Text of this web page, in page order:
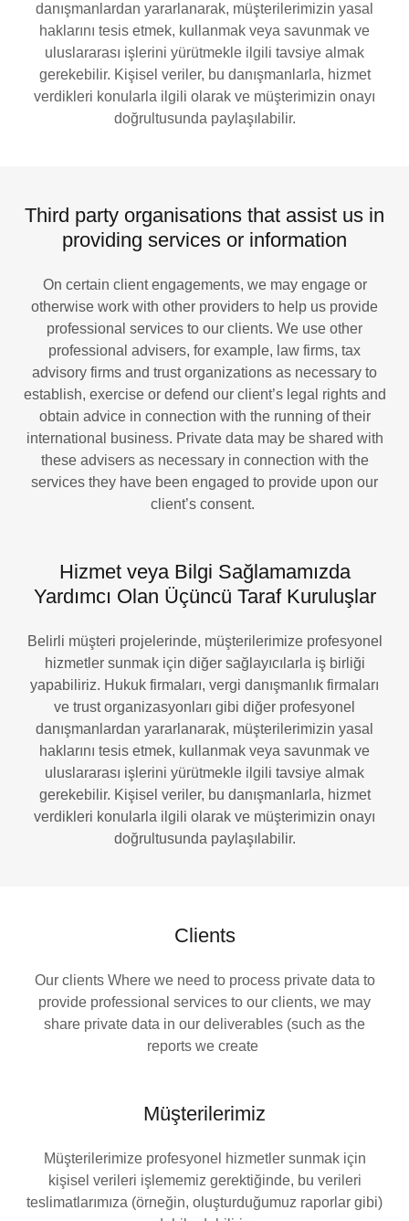
danışmanlardan yararlanarak, müşterilerimizin yasal
haklarını tesis etmek, kullanmak veya savunmak ve
uluslararası işlerini yürütmekle ilgili tavsiye almak
gerekebilir. Kişisel veriler, bu danışmanlarla, hizmet
verdikleri konularla ilgili olarak ve müşterimizin onayı
doğrultusunda paylaşılabilir.
Third party organisations that assist us in
providing services or information
On certain client engagements, we may engage or
otherwise work with other providers to help us provide
professional services to our clients. We use other
professional advisers, for example, law firms, tax
advisory firms and trust organizations as necessary to
establish, exercise or defend our client’s legal rights and
obtain advice in connection with the running of their
international business. Private data may be shared with
these advisers as necessary in connection with the
services they have been engaged to provide upon our
client’s consent.
Hizmet veya Bilgi Sağlamamızda
Yardımcı Olan Üçüncü Taraf Kuruluşlar
Belirli müşteri projelerinde, müşterilerimize profesyonel
hizmetler sunmak için diğer sağlayıcılarla iş birliği
yapabiliriz. Hukuk firmaları, vergi danışmanlık firmaları
ve trust organizasyonları gibi diğer profesyonel
danışmanlardan yararlanarak, müşterilerimizin yasal
haklarını tesis etmek, kullanmak veya savunmak ve
uluslararası işlerini yürütmekle ilgili tavsiye almak
gerekebilir. Kişisel veriler, bu danışmanlarla, hizmet
verdikleri konularla ilgili olarak ve müşterimizin onayı
doğrultusunda paylaşılabilir.
Clients
Our clients Where we need to process private data to
provide professional services to our clients, we may
share private data in our deliverables (such as the
reports we create
Müşterilerimiz
Müşterilerimize profesyonel hizmetler sunmak için
kişisel verileri işlememiz gerektiğinde, bu verileri
teslimatlarımıza (örneğin, oluşturduğumuz raporlar gibi)